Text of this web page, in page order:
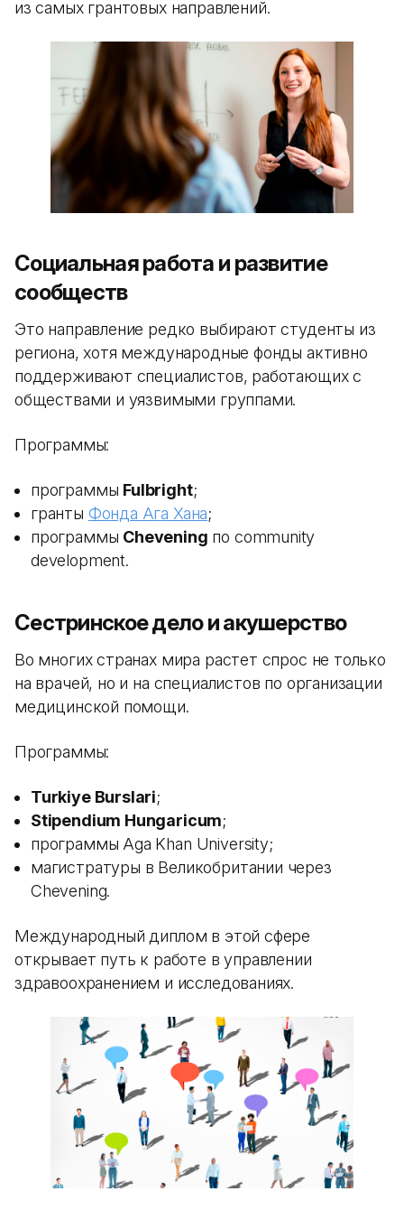
из самых грантовых направлений.
Социальная работа и развитие
сообществ
Это направление редко выбирают студенты из
региона, хотя международные фонды активно
поддерживают специалистов, работающих с
обществами и уязвимыми группами.
Программы:
программы Fulbright;
гранты Фонда Ага Хана;
программы Chevening по community
development.
Сестринское дело и акушерство
Во многих странах мира растет спрос не только
на врачей, но и на специалистов по организации
медицинской помощи.
Программы:
Turkiye Burslari;
Stipendium Hungaricum;
программы Aga Khan University;
магистратуры в Великобритании через
Chevening.
Международный диплом в этой сфере
открывает путь к работе в управлении
здравоохранением и исследованиях.